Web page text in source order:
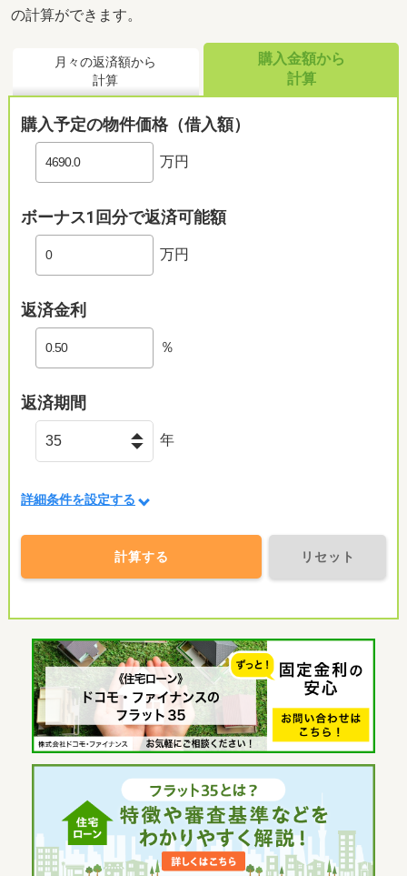
の計算ができます。
月々の返済額から
計算
購入金額から
計算
購入予定の物件価格（借入額）
万円
ボーナス1回分で返済可能額
万円
返済金利
％
返済期間
年
詳細条件を設定する
計算する リセット